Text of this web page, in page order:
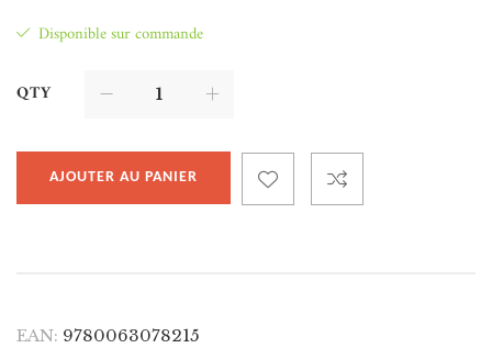
Disponible sur commande
QTY
AJOUTER AU PANIER
EAN: 9780063078215